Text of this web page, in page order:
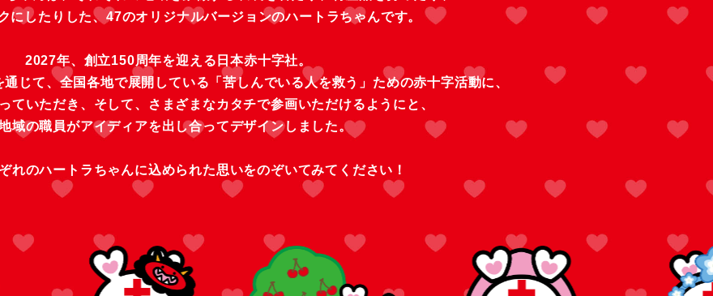
にしたりした、47のオリジナルバージョンのハートラちゃんです。
2027年、創立150周年を迎える日本赤十字社。
じて、全国各地で展開している「苦しんでいる人を救う」ための赤十字活動に、
ていただき、そして、さまざまなカタチで参画いただけるようにと、
域の職員がアイディアを出し合ってデザインしました。
れのハートラちゃんに込められた思いをのぞいてみてください！